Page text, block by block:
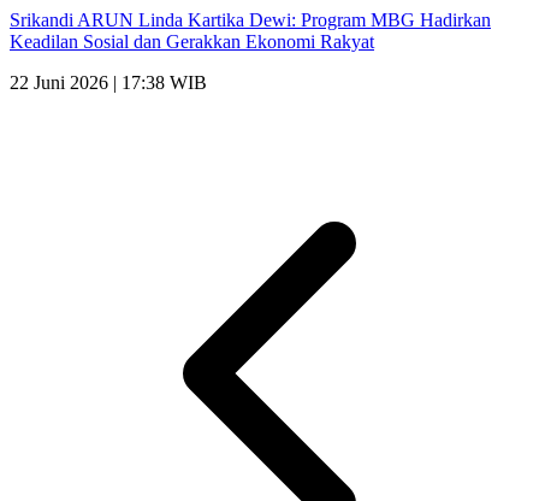
Srikandi ARUN Linda Kartika Dewi: Program MBG Hadirkan
Keadilan Sosial dan Gerakkan Ekonomi Rakyat
22 Juni 2026 | 17:38 WIB